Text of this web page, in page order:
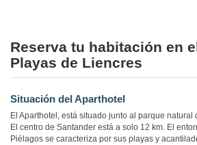
Reserva tu habitación en
Playas de Liencres
Situación del Aparthotel
El Aparthotel, está situado junto al parque
El centro de Santander está a solo 12 km. El
Piélagos se caracteriza por sus playas y